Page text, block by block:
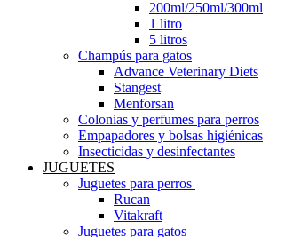
200ml/250ml/300ml
1 litro
5 litros
Champús para gatos
Advance Veterinary Diets
Stangest
Menforsan
Colonias y perfumes para perros
Empapadores y bolsas higiénicas
Insecticidas y desinfectantes
JUGUETES
Juguetes para perros ​
Rucan
Vitakraft
Juguetes para gatos